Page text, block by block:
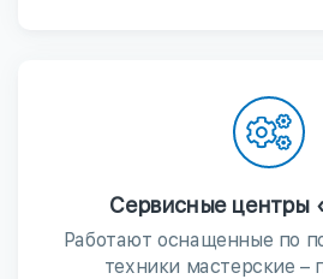
Сервисные центры
Работают оснащенные по
техники мастерские –